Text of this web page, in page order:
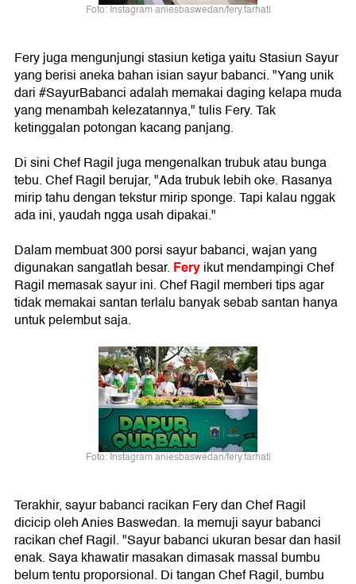
Foto: Instagram aniesbaswedan/fery.farhati
Fery juga mengunjungi stasiun ketiga yaitu Stasiun Sayur
yang berisi aneka bahan isian sayur babanci. "Yang unik
dari #SayurBabanci adalah memakai daging kelapa muda
yang menambah kelezatannya," tulis Fery. Tak
ketinggalan potongan kacang panjang.
Di sini Chef Ragil juga mengenalkan trubuk atau bunga
tebu. Chef Ragil berujar, "Ada trubuk lebih oke. Rasanya
mirip tahu dengan tekstur mirip sponge. Tapi kalau nggak
ada ini, yaudah ngga usah dipakai."
Dalam membuat 300 porsi sayur babanci, wajan yang
digunakan sangatlah besar. Feryikut mendampingi Chef
Ragil memasak sayur ini. Chef Ragil memberi tips agar
tidak memakai santan terlalu banyak sebab santan hanya
untuk pelembut saja.
Foto: Instagram aniesbaswedan/fery.farhati
Terakhir, sayur babanci racikan Fery dan Chef Ragil
dicicip oleh Anies Baswedan. Ia memuji sayur babanci
racikan chef Ragil. "Sayur babanci ukuran besar dan hasil
enak. Saya khawatir masakan dimasak massal bumbu
belum tentu proporsional. Di tangan Chef Ragil, bumbu